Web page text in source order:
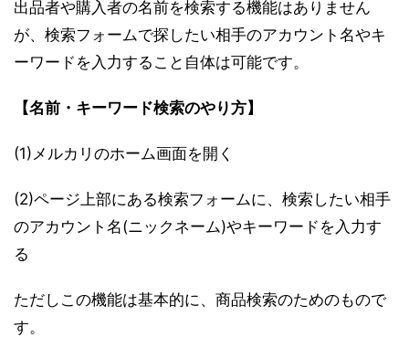
出品者や購入者の名前を検索する機能はありません
が、検索フォームで探したい相手のアカウント名やキ
ーワードを入力すること自体は可能です。
【名前・キーワード検索のやり方】
(1)メルカリのホーム画面を開く
(2)ページ上部にある検索フォームに、検索したい相手
のアカウント名(ニックネーム)やキーワードを入力す
る
ただしこの機能は基本的に、商品検索のためのもので
す。